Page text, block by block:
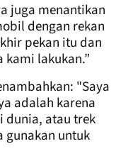
juga menantikan
dengan rekan
pekan itu dan
lakukan.”
"Saya
adalah karena
dunia, atau trek
gunakan untuk